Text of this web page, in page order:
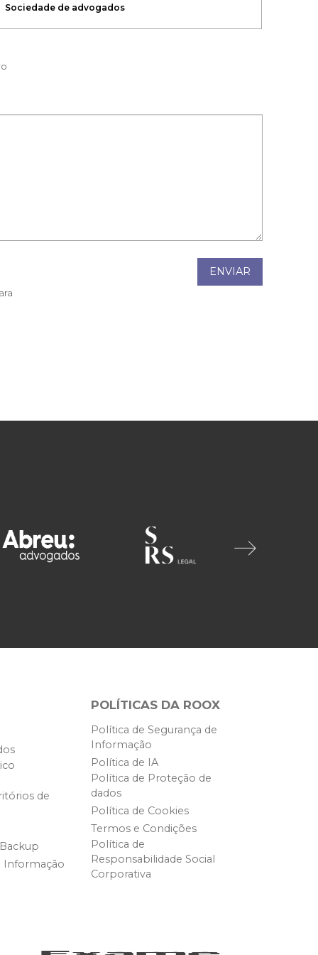
ENVIAR
de
Informação
POLÍTICAS DA ROOX
Política de Segurança de
Informação
Política de IA
Política de Proteção de
dados
Política de Cookies
Termos e Condições
Política de
Responsabilidade Social
Corporativa